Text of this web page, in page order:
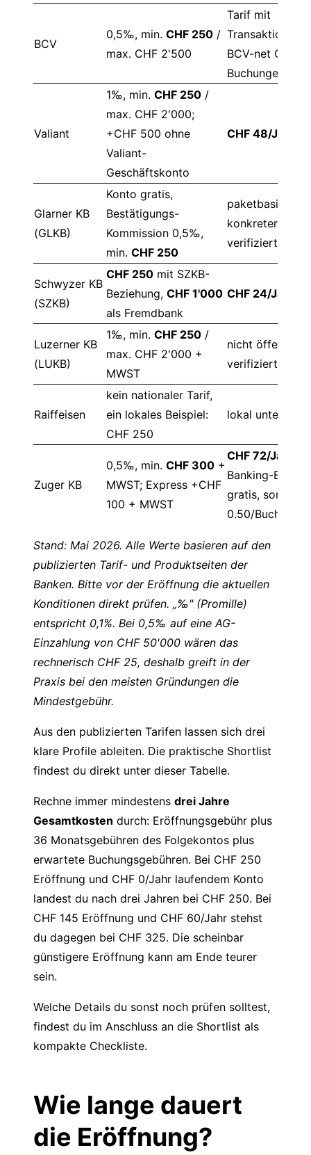
BCV
0,5‰, min. CHF 250 /
max. CHF 2'500
Tarif mit
BCV-net CHF-
Buchungen
Valiant
1‰, min. CHF 250 /
max. CHF 2'000;
+CHF 500 ohne
Valiant-
Geschäftskonto
CHF 48/Jahr
Glarner KB
(GLKB)
Konto gratis,
Bestätigungs-
Kommission 0,5‰,
min. CHF 250
paketbasiert,
konkreter Tarif
verifiziert
Schwyzer KB
(SZKB)
CHF 250 mit SZKB-
Beziehung, CHF 1'000
als Fremdbank
CHF 24/Jahr
Luzerner KB
(LUKB)
1‰, min. CHF 250 /
max. CHF 2'000 +
MWST
nicht öffentlich
verifiziert
Raiffeisen
kein nationaler Tarif,
ein lokales Beispiel:
CHF 250
lokal
Zuger KB
0,5‰, min. CHF 300 +
MWST; Express +CHF
100 + MWST
CHF 72/Jahr
Banking-
gratis, sonst
0.50/Buchung
Stand: Mai 2026. Alle Werte basieren auf den
publizierten Tarif- und Produktseiten der
Banken. Bitte vor der Eröffnung die aktuellen
Konditionen direkt prüfen. „‰" (Promille)
entspricht 0,1%. Bei 0,5‰ auf eine AG-
Einzahlung von CHF 50'000 wären das
rechnerisch CHF 25, deshalb greift in der
Praxis bei den meisten Gründungen die
Mindestgebühr.
Aus den publizierten Tarifen lassen sich drei
klare Profile ableiten. Die praktische Shortlist
findest du direkt unter dieser Tabelle.
Rechne immer mindestens drei Jahre
Gesamtkosten durch: Eröffnungsgebühr plus
36 Monatsgebühren des Folgekontos plus
erwartete Buchungsgebühren. Bei CHF 250
Eröffnung und CHF 0/Jahr laufendem Konto
landest du nach drei Jahren bei CHF 250. Bei
CHF 145 Eröffnung und CHF 60/Jahr stehst
du dagegen bei CHF 325. Die scheinbar
günstigere Eröffnung kann am Ende teurer
sein.
Welche Details du sonst noch prüfen solltest,
findest du im Anschluss an die Shortlist als
kompakte Checkliste.
Wie lange dauert
die Eröffnung?